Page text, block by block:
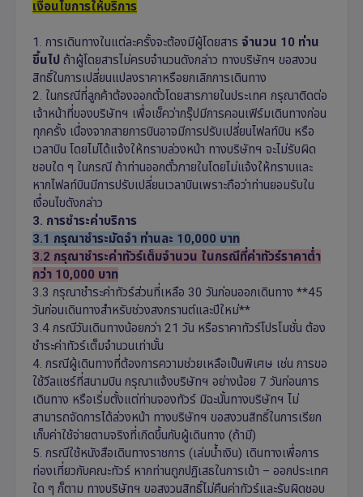
เงื่อนไขการให้บริการ
1. การเดินทางในแต่ละครั้งจะต้องมีผู้โดยสาร จำนวน 10 ท่าน
ขึ้นไป ถ้าผู้โดยสารไม่ครบจำนวนดังกล่าว ทางบริษัทฯ ขอสงวน
สิทธิ์ในการเปลี่ยนแปลงราคาหรือยกเลิกการเดินทาง
2. ในกรณีที่ลูกค้าต้องออกตั๋วโดยสารภายในประเทศ กรุณาติดต่อ
เจ้าหน้าที่ของบริษัทฯ เพื่อเช็คว่ากรุ๊ปมีการคอนเฟิร์มเดินทางก่อน
ทุกครั้ง เนื่องจากสายการบินอาจมีการปรับเปลี่ยนไฟลท์บิน หรือ
เวลาบิน โดยไม่ได้แจ้งให้ทราบล่วงหน้า ทางบริษัทฯ จะไม่รับผิด
ชอบใด ๆ ในกรณี ถ้าท่านออกตั๋วภายในโดยไม่แจ้งให้ทราบและ
หากไฟลท์บินมีการปรับเปลี่ยนเวลาบินเพราะถือว่าท่านยอมรับใน
เงื่อนไขดังกล่าว
3. การชำระค่าบริการ
3.1 กรุณาชำระมัดจำ ท่านละ 10,000 บาท
3.2 กรุณาชำระค่าทัวร์เต็มจำนวน ในกรณีที่ค่าทัวร์ราคาต่ำ
กว่า 10,000 บาท
3.3 กรุณาชำระค่าทัวร์ส่วนที่เหลือ 30 วันก่อนออกเดินทาง **45
วันก่อนเดินทางสำหรับช่วงสงกรานต์และปีใหม่**
3.4 กรณีวันเดินทางน้อยกว่า 21 วัน หรือราคาทัวร์โปรโมชั่น ต้อง
ชำระค่าทัวร์เต็มจำนวนเท่านั้น
4. กรณีผู้เดินทางที่ต้องการความช่วยเหลือเป็นพิเศษ เช่น การขอ
ใช้วีลแชร์ที่สนามบิน กรุณาแจ้งบริษัทฯ อย่างน้อย 7 วันก่อนการ
เดินทาง หรือเริ่มตั้งแต่ท่านจองทัวร์ มิฉะนั้นทางบริษัทฯ ไม่
สามารถจัดการได้ล่วงหน้า ทางบริษัทฯ ขอสงวนสิทธิ์ในการเรียก
เก็บค่าใช้จ่ายตามจริงที่เกิดขึ้นกับผู้เดินทาง (ถ้ามี)
5. กรณีใช้หนังสือเดินทางราชการ (เล่มน้ำเงิน) เดินทางเพื่อการ
ท่องเที่ยวกับคณะทัวร์ หากท่านถูกปฏิเสธในการเข้า – ออกประเทศ
ใด ๆ ก็ตาม ทางบริษัทฯ ขอสงวนสิทธิ์ไม่คืนค่าทัวร์และรับผิดชอบ